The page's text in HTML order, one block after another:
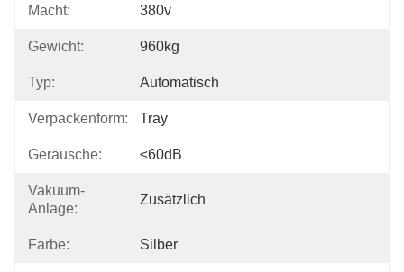
Macht: 380v
Gewicht: 960kg
Typ: Automatisch
Verpackenform: Tray
Geräusche: ≤60dB
Vakuum-
Anlage:
Zusätzlich
Farbe: Silber